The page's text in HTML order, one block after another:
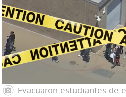
Evacuaron estudiantes de